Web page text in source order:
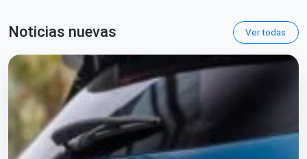
Noticias nuevas Ver todas